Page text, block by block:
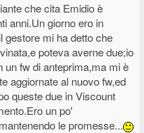
che cita Emidio è
anni.Un giorno ero in
gestore mi ha detto che
poteva averne due;io
un fw di anteprima,ma mi è
aggiornate al nuovo fw,ed
queste due in Viscount
un po'
le promesse...